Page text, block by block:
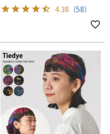
4.38 （58）